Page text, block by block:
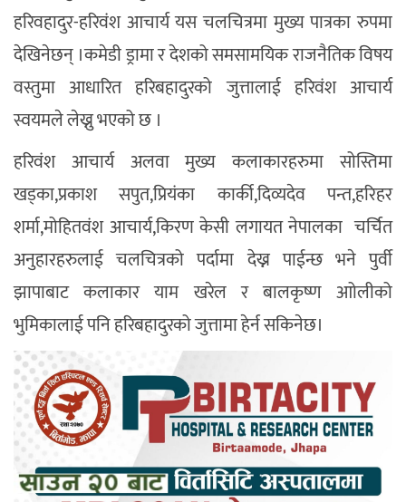
हरिवहादुर-हरिवंश आचार्य यस चलचित्रमा मुख्य पात्रका रुपमा
देखिनेछन् ।कमेडी ड्रामा र देशको समसामयिक राजनैतिक विषय
वस्तुमा आधारित हरिबहादुरको जुत्तालाई हरिवंश आचार्य
स्वयमले लेख्नु भएको छ ।
हरिवंश आचार्य अलवा मुख्य कलाकारहरुमा सोस्तिमा
खड्का,प्रकाश सपुत,प्रियंका कार्की,दिव्यदेव पन्त,हरिहर
शर्मा,मोहितवंश आचार्य,किरण केसी लगायत नेपालका चर्चित
अनुहारहरुलाई चलचित्रको पर्दामा देख्न पाईन्छ भने पुर्वी
झापाबाट कलाकार याम खरेल र बालकृष्ण आोलीको
भुमिकालाई पनि हरिबहादुरको जुत्तामा हेर्न सकिनेछ।